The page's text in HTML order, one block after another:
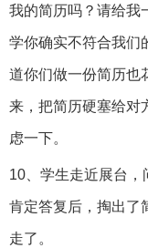
我的简历吗？请给我
学你确实不符合我们
道你们做一份简历也
来，把简历硬塞给对
虑一下。
10、学生走近展台，
肯定答复后，掏出了
走了。